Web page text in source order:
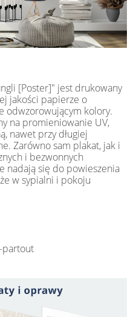
[Poster]" jest drukowany
jakości papierze o
odwzorowującym kolory.
na promieniowanie UV,
nawet przy długiej
Zarówno sam plakat, jak i
i bezwonnych
nadają się do powieszenia
w sypialni i pokoju
partout